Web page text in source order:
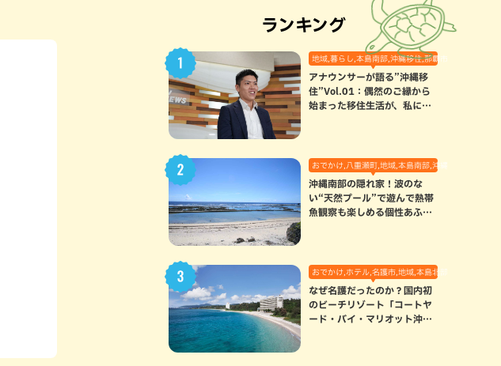
ランキング
地域,暮らし,本島南部,沖縄移住,那覇市
アナウンサーが語る”沖縄移
住”Vol.01：偶然のご縁から
始まった移住生活が、私にと
おでかけ,八重瀬町,地域,本島南部,沖縄の海,自然
沖縄南部の隠れ家！波のな
い“天然プール”で遊んで熱帯
魚観察も楽しめる個性あふれ
おでかけ,ホテル,名護市,地域,本島北部
なぜ名護だったのか？国内初
のビーチリゾート「コートヤ
ード・バイ・マリオット沖縄